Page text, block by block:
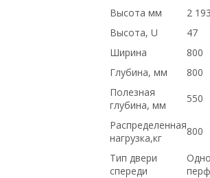
Высота мм
2 193
Высота, U
47
Ширина
800
Глубина, мм
800
Полезная
глубина, мм
550
Распределенная
нагрузка,кг
800
Тип двери
спереди